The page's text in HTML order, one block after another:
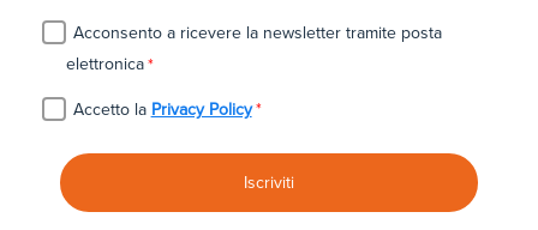
Acconsento a ricevere la newsletter tramite posta
elettronica*
Accetto la Privacy Policy *